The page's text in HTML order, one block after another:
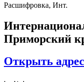
Расшифровка, Инт.
Приморский
Открыть